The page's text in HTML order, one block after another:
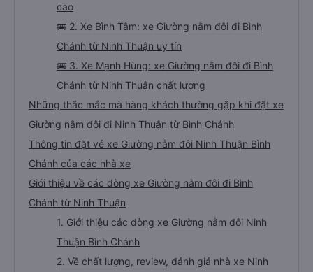
cao
🚌 2. Xe Bình Tâm: xe Giường nằm đôi đi Bình
Chánh từ Ninh Thuận uy tín
🚌 3. Xe Mạnh Hùng: xe Giường nằm đôi đi Bình
Chánh từ Ninh Thuận chất lượng
Những thắc mắc mà hàng khách thường gặp khi đặt xe
Giường nằm đôi đi Ninh Thuận từ Bình Chánh
Thông tin đặt vé xe Giường nằm đôi Ninh Thuận Bình
Chánh của các nhà xe
Giới thiệu về các dòng xe Giường nằm đôi đi Bình
Chánh từ Ninh Thuận
1. Giới thiệu các dòng xe Giường nằm đôi Ninh
Thuận Bình Chánh
2. Về chất lượng, review, đánh giá nhà xe Ninh